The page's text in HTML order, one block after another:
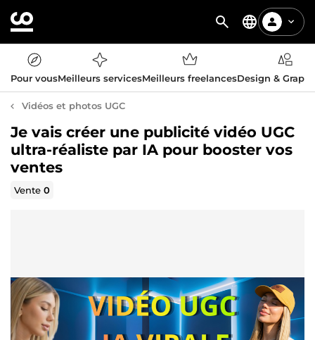
Pour vousMeilleurs servicesMeilleurs freelancesDesign &
Vidéos et photos UGC
Je vais créer une publicité vidéo UGC
ultra-réaliste par IA pour booster vos
ventes
Vente0